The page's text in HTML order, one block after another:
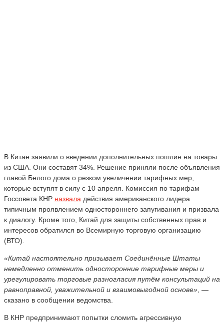
В Китае заявили о введении дополнительных пошлин на товары
из США. Они составят 34%. Решение приняли после объявления
главой Белого дома о резком увеличении тарифных мер,
которые вступят в силу с 10 апреля. Комиссия по тарифам
Госсовета КНР назвала действия американского лидера
типичным проявлением одностороннего запугивания и призвала
к диалогу. Кроме того, Китай для защиты собственных прав и
интересов обратился во Всемирную торговую организацию
(ВТО).
«Китай настоятельно призывает Соединённые Штаты
немедленно отменить односторонние тарифные меры и
урегулировать торговые разногласия путём консультаций на
равноправной, уважительной и взаимовыгодной основе» , —
сказано в сообщении ведомства.
В КНР предпринимают попытки сломить агрессивную